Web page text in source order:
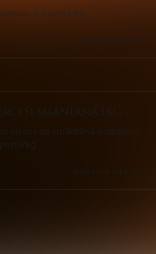
4-5 porții/kg
Adaugă în coș
Și Smântână 1KG
cu sos de smântână și ciuperci,
kg
Adaugă în coș